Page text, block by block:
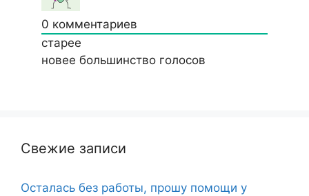
0 комментариев
старее
новее большинство голосов
Свежие записи
Осталась без работы, прошу помощи у